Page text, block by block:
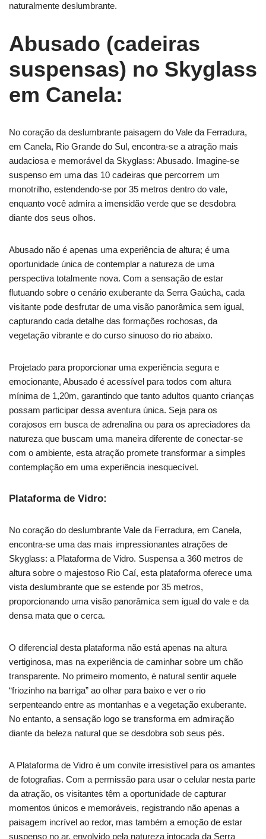
naturalmente deslumbrante.
Abusado (cadeiras
suspensas) no Skyglass
em Canela:
No coração da deslumbrante paisagem do Vale da Ferradura,
em Canela, Rio Grande do Sul, encontra-se a atração mais
audaciosa e memorável da Skyglass: Abusado. Imagine-se
suspenso em uma das 10 cadeiras que percorrem um
monotrilho, estendendo-se por 35 metros dentro do vale,
enquanto você admira a imensidão verde que se desdobra
diante dos seus olhos.
Abusado não é apenas uma experiência de altura; é uma
oportunidade única de contemplar a natureza de uma
perspectiva totalmente nova. Com a sensação de estar
flutuando sobre o cenário exuberante da Serra Gaúcha, cada
visitante pode desfrutar de uma visão panorâmica sem igual,
capturando cada detalhe das formações rochosas, da
vegetação vibrante e do curso sinuoso do rio abaixo.
Projetado para proporcionar uma experiência segura e
emocionante, Abusado é acessível para todos com altura
mínima de 1,20m, garantindo que tanto adultos quanto crianças
possam participar dessa aventura única. Seja para os
corajosos em busca de adrenalina ou para os apreciadores da
natureza que buscam uma maneira diferente de conectar-se
com o ambiente, esta atração promete transformar a simples
contemplação em uma experiência inesquecível.
Plataforma de Vidro:
No coração do deslumbrante Vale da Ferradura, em Canela,
encontra-se uma das mais impressionantes atrações de
Skyglass: a Plataforma de Vidro. Suspensa a 360 metros de
altura sobre o majestoso Rio Caí, esta plataforma oferece uma
vista deslumbrante que se estende por 35 metros,
proporcionando uma visão panorâmica sem igual do vale e da
densa mata que o cerca.
O diferencial desta plataforma não está apenas na altura
vertiginosa, mas na experiência de caminhar sobre um chão
transparente. No primeiro momento, é natural sentir aquele
“friozinho na barriga” ao olhar para baixo e ver o rio
serpenteando entre as montanhas e a vegetação exuberante.
No entanto, a sensação logo se transforma em admiração
diante da beleza natural que se desdobra sob seus pés.
A Plataforma de Vidro é um convite irresistível para os amantes
de fotografias. Com a permissão para usar o celular nesta parte
da atração, os visitantes têm a oportunidade de capturar
momentos únicos e memoráveis, registrando não apenas a
paisagem incrível ao redor, mas também a emoção de estar
suspenso no ar, envolvido pela natureza intocada da Serra